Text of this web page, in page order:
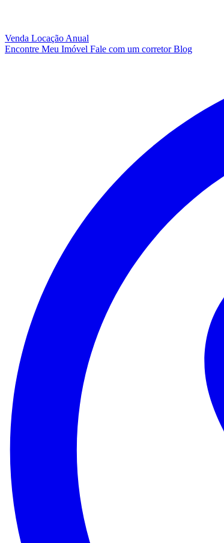
Venda Locação Anual
Encontre Meu Imóvel Fale com um corretorBlog